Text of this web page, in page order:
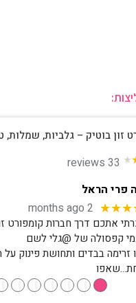
זון בוטיק – גלביות, שמלות,
33 reviews
פרי הראל
2 months ago
אתכם דרך חברות קומפורט
קפסולה של @גלי לשם
זרימה בבדים ותחושת פינוק
●
●
●
●
●
●